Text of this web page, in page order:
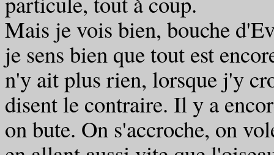
Mais je vois bien, bouche
je sens bien que tout est
n'y ait plus rien, lorsque j'y
disent le contraire. Il y a
on bute. On s'accroche, on